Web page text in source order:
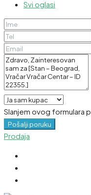
Svi oglasi
Slanjem ovog formulara
Pošalji poruku
Prodaja